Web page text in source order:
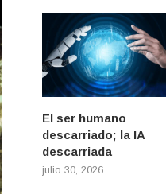
El ser humano
descarriado; la IA
descarriada
julio 30, 2026